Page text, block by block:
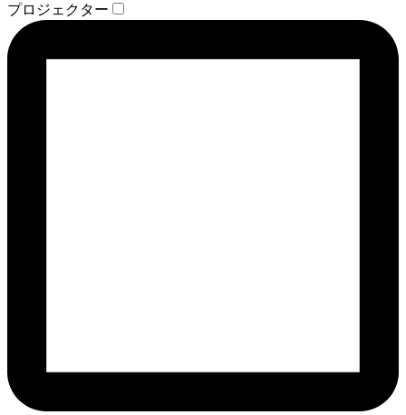
プロジェクター